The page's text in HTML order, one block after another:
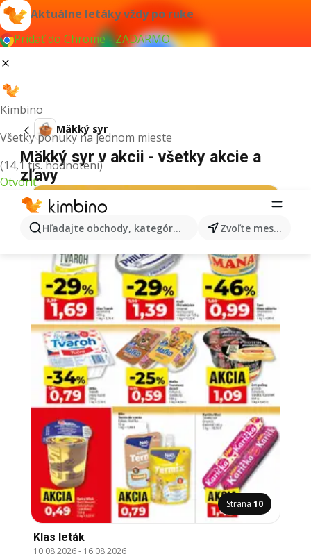
Aktuálne letáky vždy po ruke
Pridať do Chrome - ZADARMO
Kimbino
Všetky ponuky na jednom mieste
(14,1 tis. hodnotení)
Otvoriť
Hľadajte obchody, kategórie, produkty... Zvoľte mesto
Mäkký syr
Mäkký syr v akcii - všetky akcie a
zľavy
Strana 10
Klas leták
10.08.2026- 16.08.2026